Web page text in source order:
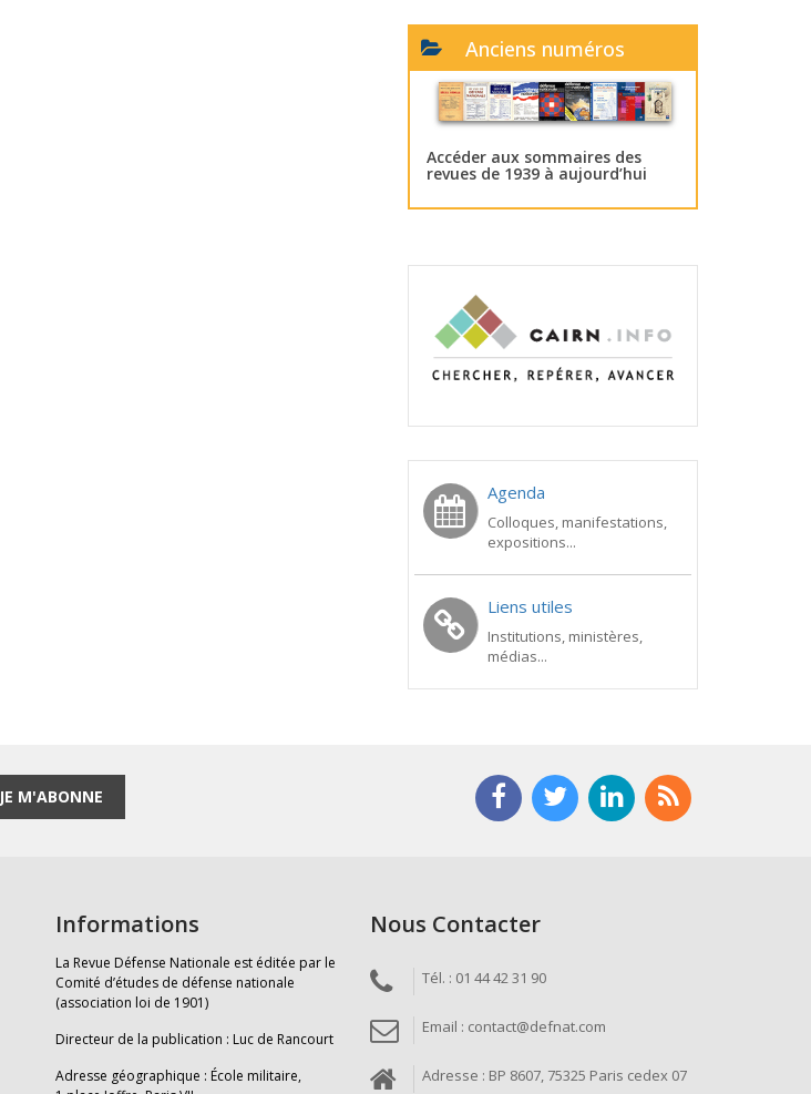
Anciens numéros
Accéder aux sommaires des
revues de 1939 à aujourd’hui
Agenda
Colloques, manifestations,
expositions...
Liens utiles
Institutions, ministères,
médias...
JE M'ABONNE
Informations
La Revue Défense Nationale est éditée par le
Comité d’études de défense nationale
(association loi de 1901)
Directeur de la publication : Luc de Rancourt
Adresse géographique : École militaire,
Nous Contacter
Tél. : 01 44 42 31 90
Email : contact@defnat.com
Adresse : BP 8607, 75325 Paris cedex 07